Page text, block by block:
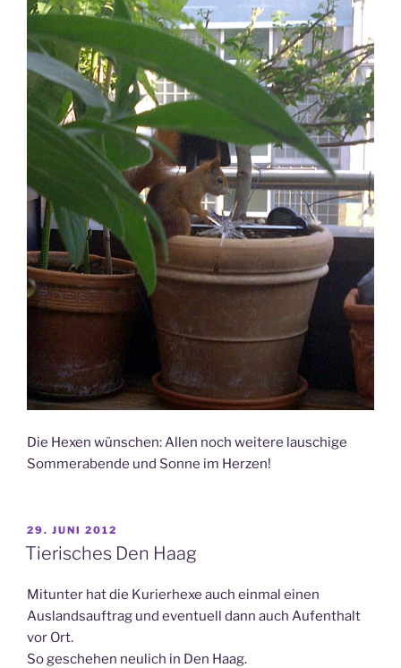
Die Hexen wünschen: Allen noch weitere lauschige
Sommerabende und Sonne im Herzen!
VERÖFFENTLICHT
AM
29. JUNI 2012
Tierisches Den Haag
Mitunter hat die Kurierhexe auch einmal einen
Auslandsauftrag und eventuell dann auch Aufenthalt
vor Ort.
So geschehen neulich in Den Haag.